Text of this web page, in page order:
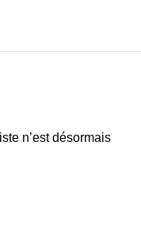
n’est désormais